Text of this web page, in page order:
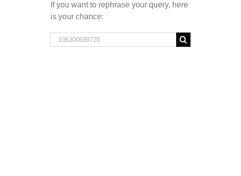
If you want to rephrase your query, here
is your chance:
Search
for: